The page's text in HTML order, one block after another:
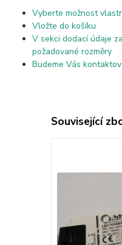
Vyberte možnost
Vložte do košíku
V sekci dodací údaje
požadované rozměry
Budeme Vás
Související